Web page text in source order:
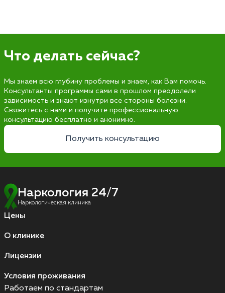
Что делать сейчас?
Мы знаем всю глубину проблемы и знаем, как Вам помочь.
Консультанты программы сами в прошлом преодолели
зависимость и знают изнутри все стороны болезни.
Свяжитесь с нами и получите профессиональную
консультацию бесплатно и анонимно.
Получить консультацию
Наркология 24/7
Наркологическая клиника
Цены
О клинике
Лицензии
Условия проживания
Работаем по стандартам